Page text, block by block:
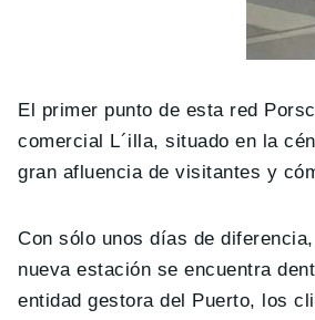
El primer punto de esta red
comercial L´illa, situado en la
gran afluencia de visitantes y
Con sólo unos días de
nueva estación se encuentra
entidad gestora del Puerto, los